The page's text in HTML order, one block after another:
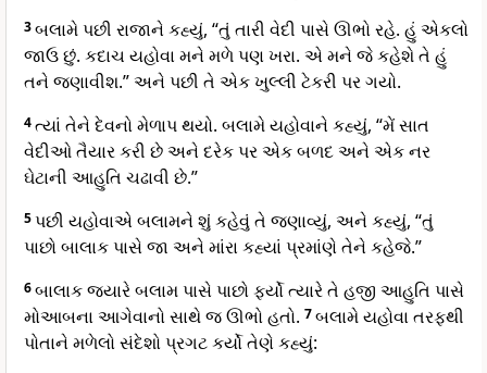
3બલામે પછી રાજાને કહ્યું, “તું તારી વેદી પાસે ઊભો રહે. હું એકલો
જાઉ છું. કદાચ યહોવા મને મળે પણ ખરા. એ મને જે કહેશે તે હું
તને જણાવીશ.” અને પછી તે એક ખુલ્લી ટેકરી પર ગયો.
4ત્યાં તેને દેવનો મેળાપ થયો. બલામે યહોવાને કહ્યું, “મેં સાત
વેદીઓ તૈયાર કરી છે અને દરેક પર એક બળદ અને એક નર
ઘેટાની આહુતિ ચઢાવી છે.”
5પછી યહોવાએ બલામને શું કહેવું તે જણાવ્યું, અને કહ્યું, “તું
પાછો બાલાક પાસે જા અને માંરા કહ્યાં પ્રમાંણે તેને કહેજે.”
6બાલાક જ્યારે બલામ પાસે પાછો ફર્યો ત્યારે તે હજી આહુતિ પાસે
મોઆબના આગેવાનો સાથે જ ઊભો હતો. 7બલામે યહોવા તરફથી
પોતાને મળેલો સંદેશો પ્રગટ કર્યો તેણે કહ્યું: